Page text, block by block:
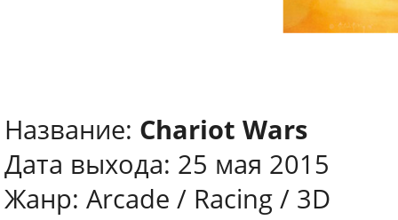
Название: Chariot Wars
Дата выхода: 25 мая 2015
Жанр: Arcade / Racing / 3D